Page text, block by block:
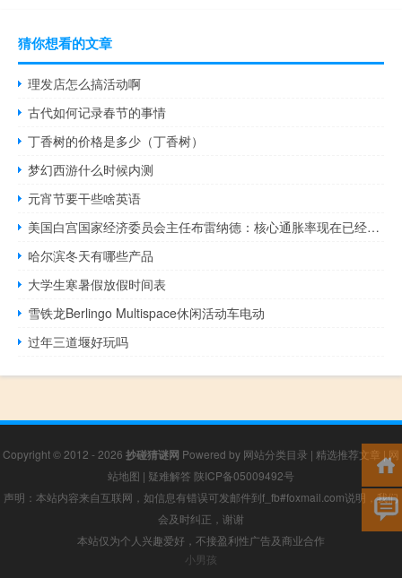
猜你想看的文章
理发店怎么搞活动啊
古代如何记录春节的事情
丁香树的价格是多少（丁香树）
梦幻西游什么时候内测
元宵节要干些啥英语
美国白宫国家经济委员会主任布雷纳德：核心通胀率现在已经回到疫情前的区间
哈尔滨冬天有哪些产品
大学生寒暑假放假时间表
雪铁龙Berlingo Multispace休闲活动车电动
过年三道堰好玩吗
Copyright © 2012 - 2026 抄碰猜谜网 Powered by 网站分类目录 | 精选推荐文章 |网
站地图 | 疑难解答 陕ICP备05009492号
声明：本站内容来自互联网，如信息有错误可发邮件到f_fb#foxmail.com说明，我们
会及时纠正，谢谢
本站仅为个人兴趣爱好，不接盈利性广告及商业合作
小男孩